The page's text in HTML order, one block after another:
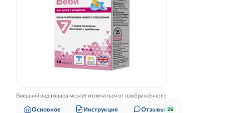
Внешний вид товара может отличаться от изображённого
Основное Инструкция Отзывы 26